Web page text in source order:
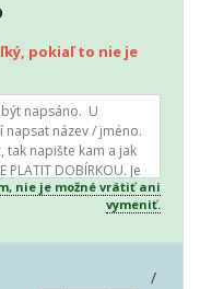
pokiaľ to nie je
nie je možné vrátiť ani
vymeniť.
/